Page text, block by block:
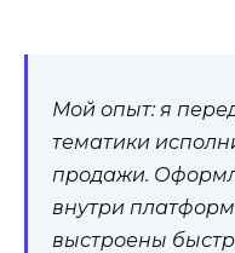
Мой опыт: я
тематики
продажи.
внутри
выстроены